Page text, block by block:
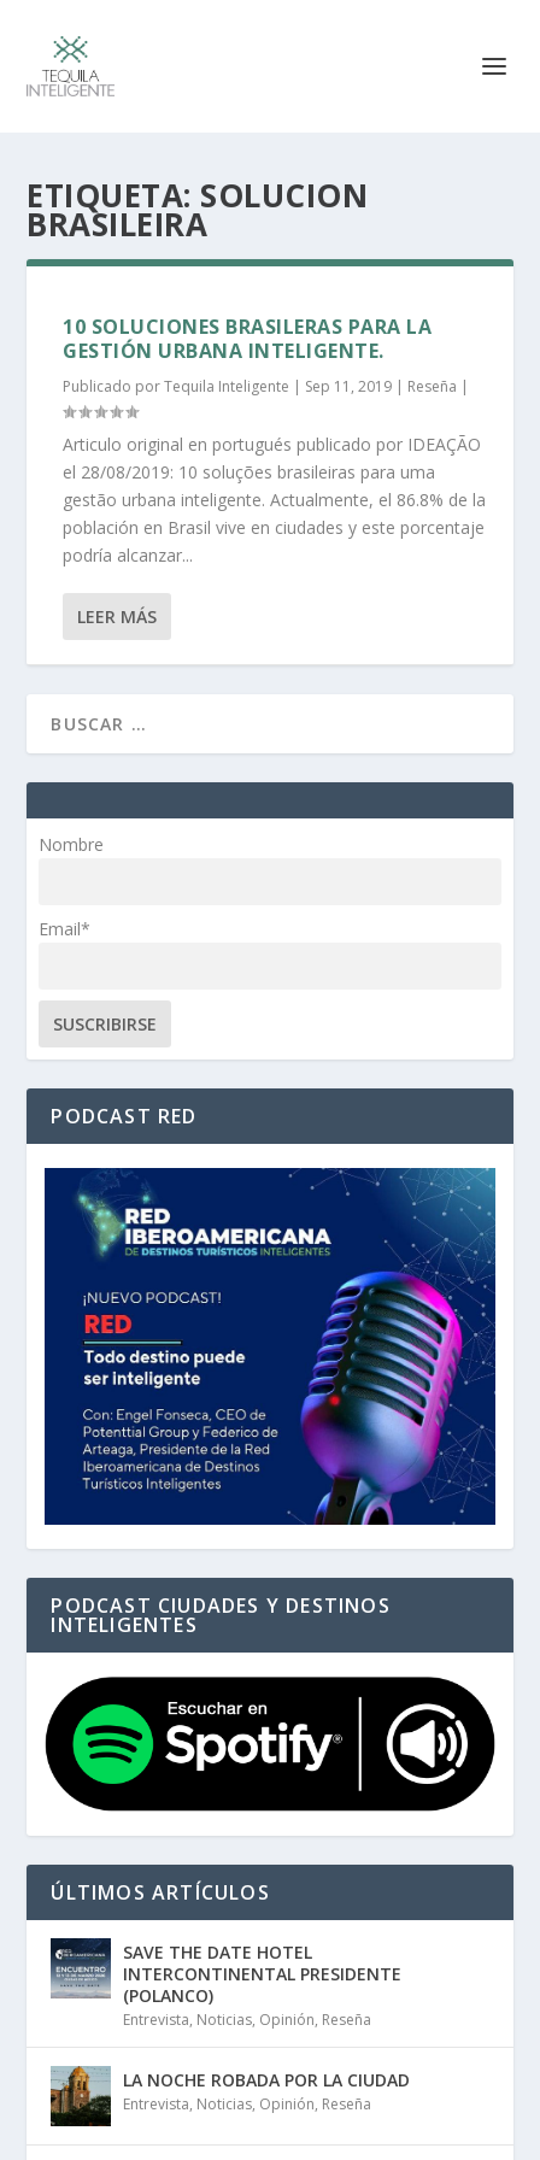
ETIQUETA: SOLUCION
BRASILEIRA
10 SOLUCIONES BRASILERAS PARA LA
GESTIÓN URBANA INTELIGENTE.
Publicado porTequila Inteligente | Sep 11, 2019 | Reseña |
Articulo original en portugués publicado por IDEAÇÃO
el 28/08/2019: 10 soluções brasileiras para uma
gestão urbana inteligente. Actualmente, el 86.8% de la
población en Brasil vive en ciudades y este porcentaje
podría alcanzar...
LEER MÁS
Nombre
Email*
PODCAST RED
PODCAST CIUDADES Y DESTINOS
INTELIGENTES
ÚLTIMOS ARTÍCULOS
SAVE THE DATE HOTEL
INTERCONTINENTAL PRESIDENTE
(POLANCO)
Entrevista, Noticias, Opinión, Reseña
LA NOCHE ROBADA POR LA CIUDAD
Entrevista, Noticias, Opinión, Reseña